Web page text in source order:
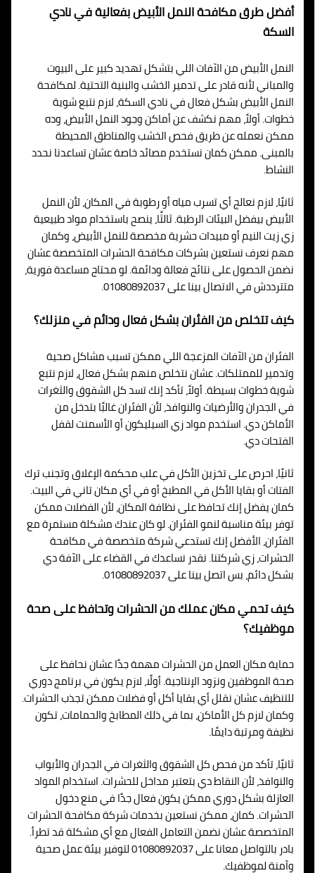
أفضل طرق مكافحة النمل الأبيض بفعالية في نادي
السكة
النمل الأبيض من الآفات اللي بتشكل تهديد كبير على البيوت
والمباني لأنه قادر على تدمير الخشب والبنية التحتية. لمكافحة
النمل الأبيض بشكل فعال في نادي السكة، لازم نتبع شوية
خطوات. أولاً، مهم نكشف عن أماكن وجود النمل الأبيض، وده
ممكن نعمله عن طريق فحص الخشب والمناطق المحيطة
بالمبنى. ممكن كمان نستخدم مصائد خاصة عشان تساعدنا نحدد
النشاط.
ثانيًا، لازم نعالج أي تسرب مياه أو رطوبة في المكان، لأن النمل
الأبيض بيفضل البيئات الرطبة. ثالثًا، ينصح باستخدام مواد طبيعية
زي زيت النيم أو مبيدات حشرية مخصصة للنمل الأبيض، وكمان
مهم نعرف نستعين بشركات مكافحة الحشرات المتخصصة عشان
نضمن الحصول على نتائج فعالة ودائمة. لو محتاج مساعدة فورية،
متترددش في الاتصال بينا على 01080892037.
كيف تتخلص من الفئران بشكل فعال ودائم في منزلك؟
الفئران من الآفات المزعجة اللي ممكن تسبب مشاكل صحية
وتدمير للممتلكات. عشان نتخلص منهم بشكل فعال، لازم نتبع
شوية خطوات بسيطة. أولاً، تأكد إنك تسد كل الشقوق والثغرات
في الجدران والأرضيات والنوافذ، لأن الفئران غالبًا بتدخل من
الأماكن دي. استخدم مواد زي السيليكون أو الأسمنت لقفل
الفتحات دي.
ثانيًا، احرص على تخزين الأكل في علب محكمة الإغلاق وتجنب ترك
الفتات أو بقايا الأكل في المطبخ أو في أي مكان تاني في البيت.
كمان يفضل إنك تحافظ على نظافة المكان، لأن الفضلات ممكن
توفر بيئة مناسبة لنمو الفئران. لو كان عندك مشكلة مستمرة مع
الفئران، الأفضل إنك تستدعي شركة متخصصة في مكافحة
الحشرات، زي شركتنا. نقدر نساعدك في القضاء على الآفة دي
بشكل دائم، بس اتصل بينا على 01080892037.
كيف تحمي مكان عملك من الحشرات وتحافظ على صحة
موظفيك؟
حماية مكان العمل من الحشرات مهمة جدًا عشان نحافظ على
صحة الموظفين ونزود الإنتاجية. أولًا، لازم يكون في برنامج دوري
للتنظيف عشان نقلل أي بقايا أكل أو فضلات ممكن تجذب الحشرات.
وكمان لازم كل الأماكن، بما في ذلك المطابخ والحمامات، تكون
نظيفة ومرتبة دايمًا.
ثانيًا، تأكد من فحص كل الشقوق والثغرات في الجدران والأبواب
والنوافذ، لأن النقاط دي بتعتبر مداخل للحشرات. استخدام المواد
العازلة بشكل دوري ممكن يكون فعال جدًا في منع دخول
الحشرات. كمان، ممكن نستعين بخدمات شركة مكافحة الحشرات
المتخصصة عشان نضمن التعامل الفعال مع أي مشكلة قد تطرأ.
بادر بالتواصل معانا على 01080892037 لتوفير بيئة عمل صحية
وآمنة لموظفيك.